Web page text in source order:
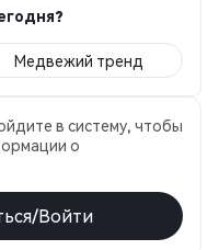
Медвежий тренд
в систему, чтобы
о
Войти